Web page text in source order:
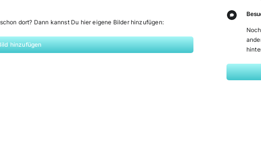
dort? Dann kannst Du hier eigene Bilder hinzufügen:
hinzufügen